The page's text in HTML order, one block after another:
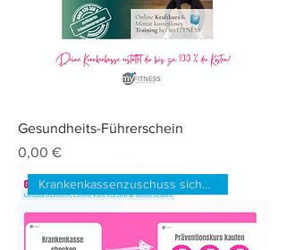
Gesundheits-Führerschein
Preis
0,00 €
Krankenkassenzuschuss sichern!